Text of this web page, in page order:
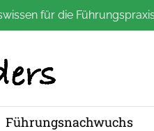
für die Führungspraxis
Führungsnachwuchs